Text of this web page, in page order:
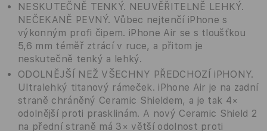
NESKUTEČNĚ TENKÝ. NEUVĚŘITELNĚ LEHKÝ.
NEČEKANĚ PEVNÝ. Vůbec nejtenčí iPhone s
výkonným profi čipem. iPhone Air se s tloušťkou
5,6 mm téměř ztrácí v ruce, a přitom je
neskutečně tenký a lehký.
ODOLNĚJŠÍ NEŽ VŠECHNY PŘEDCHOZÍ iPHONY.
Ultralehký titanový rámeček. iPhone Air je na zadní
straně chráněný Ceramic Shieldem, a je tak 4×
odolnější proti prasklinám. A nový Ceramic Shield 2
na přední straně má 3× větší odolnost proti